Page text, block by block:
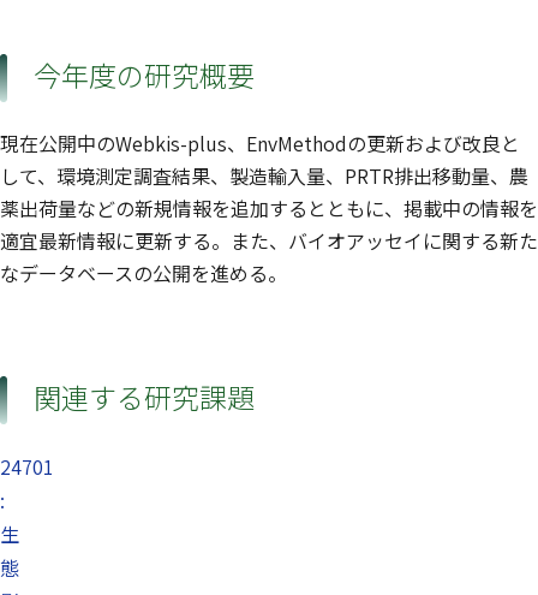
今年度の研究概要
現在公開中のWebkis-plus、EnvMethodの更新および改良と
して、環境測定調査結果、製造輸入量、PRTR排出移動量、農
薬出荷量などの新規情報を追加するとともに、掲載中の情報を
適宜最新情報に更新する。また、バイオアッセイに関する新た
なデータベースの公開を進める。
関連する研究課題
24701
:
生
態